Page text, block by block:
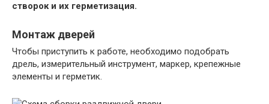
створок и их герметизация.
Монтаж дверей
Чтобы приступить к работе, необходимо подобрать
дрель, измерительный инструмент, маркер, крепежные
элементы и герметик.